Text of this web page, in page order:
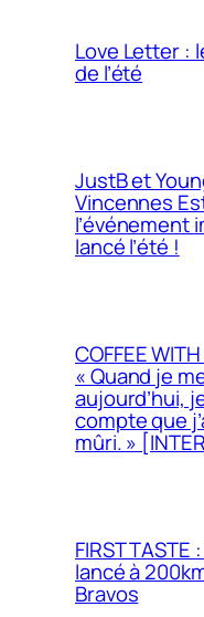
Love Letter :
de l’été
JustB et
Vincennes
l’événement
lancé l’été !
COFFEE
« Quand je
aujourd’hui,
compte que
mûri. »
FIRST
lancé à
Bravos